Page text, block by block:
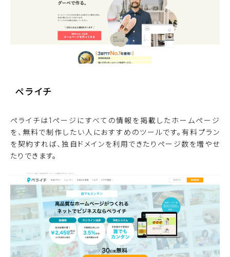
ペライチ
ペライチは1ページにすべての情報を掲載したホームページ
を、無料で制作したい人におすすめのツールです。有料プラン
を契約すれば、独自ドメインを利用できたりページ数を増やせ
たりできます。